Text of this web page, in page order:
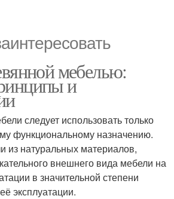
мебелью:
и
следует использовать только
функциональному назначению.
из натуральных материалов,
внешнего вида мебели на
в значительной степени
эксплуатации.